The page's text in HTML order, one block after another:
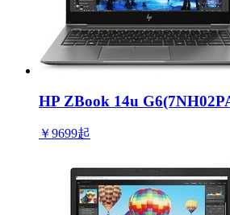
HP ZBook 14u
￥9699起